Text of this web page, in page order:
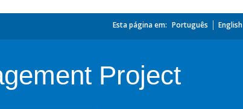
Esta página em: Português English
Project